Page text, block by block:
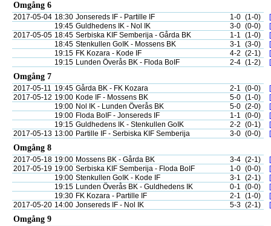
Omgång 6
2017-05-04 18:30 Jonsereds IF - Partille IF 1-0 (1-0)
19:45 Guldhedens IK - Nol IK 3-0 (0-0)
2017-05-05 18:45 Serbiska KIF Semberija - Gårda BK 1-1 (1-0)
18:45 Stenkullen GoIK - Mossens BK 3-1 (3-0)
19:15 FK Kozara - Kode IF 4-2 (2-1)
19:15 Lunden Överås BK - Floda BoIF 2-4 (1-2)
Omgång 7
2017-05-11 19:45 Gårda BK - FK Kozara 2-1 (0-0)
2017-05-12 19:00 Kode IF - Mossens BK 5-0 (1-0)
19:00 Nol IK - Lunden Överås BK 5-0 (2-0)
19:00 Floda BoIF - Jonsereds IF 1-1 (0-0)
19:15 Guldhedens IK - Stenkullen GoIK 2-2 (0-1)
2017-05-13 13:00 Partille IF - Serbiska KIF Semberija 3-0 (0-0)
Omgång 8
2017-05-18 19:00 Mossens BK - Gårda BK 3-4 (2-1)
2017-05-19 19:00 Serbiska KIF Semberija - Floda BoIF 1-0 (0-0)
19:00 Stenkullen GoIK - Kode IF 3-1 (2-1)
19:15 Lunden Överås BK - Guldhedens IK 0-1 (0-0)
19:30 FK Kozara - Partille IF 2-1 (1-0)
2017-05-20 14:00 Jonsereds IF - Nol IK 5-3 (2-1)
Omgång 9